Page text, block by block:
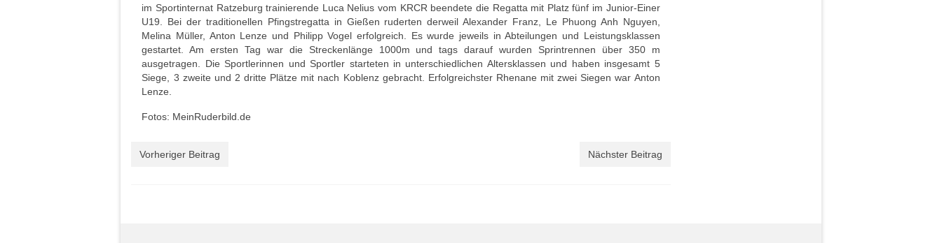
im Sportinternat Ratzeburg trainierende Luca Nelius vom KRCR beendete die Regatta mit Platz fünf im Junior-Einer
U19. Bei der traditionellen Pfingstregatta in Gießen ruderten derweil Alexander Franz, Le Phuong Anh Nguyen,
Melina Müller, Anton Lenze und Philipp Vogel erfolgreich. Es wurde jeweils in Abteilungen und Leistungsklassen
gestartet. Am ersten Tag war die Streckenlänge 1000m und tags darauf wurden Sprintrennen über 350 m
ausgetragen. Die Sportlerinnen und Sportler starteten in unterschiedlichen Altersklassen und haben insgesamt 5
Siege, 3 zweite und 2 dritte Plätze mit nach Koblenz gebracht. Erfolgreichster Rhenane mit zwei Siegen war Anton
Lenze.
Fotos: MeinRuderbild.de
Vorheriger Beitrag Nächster Beitrag